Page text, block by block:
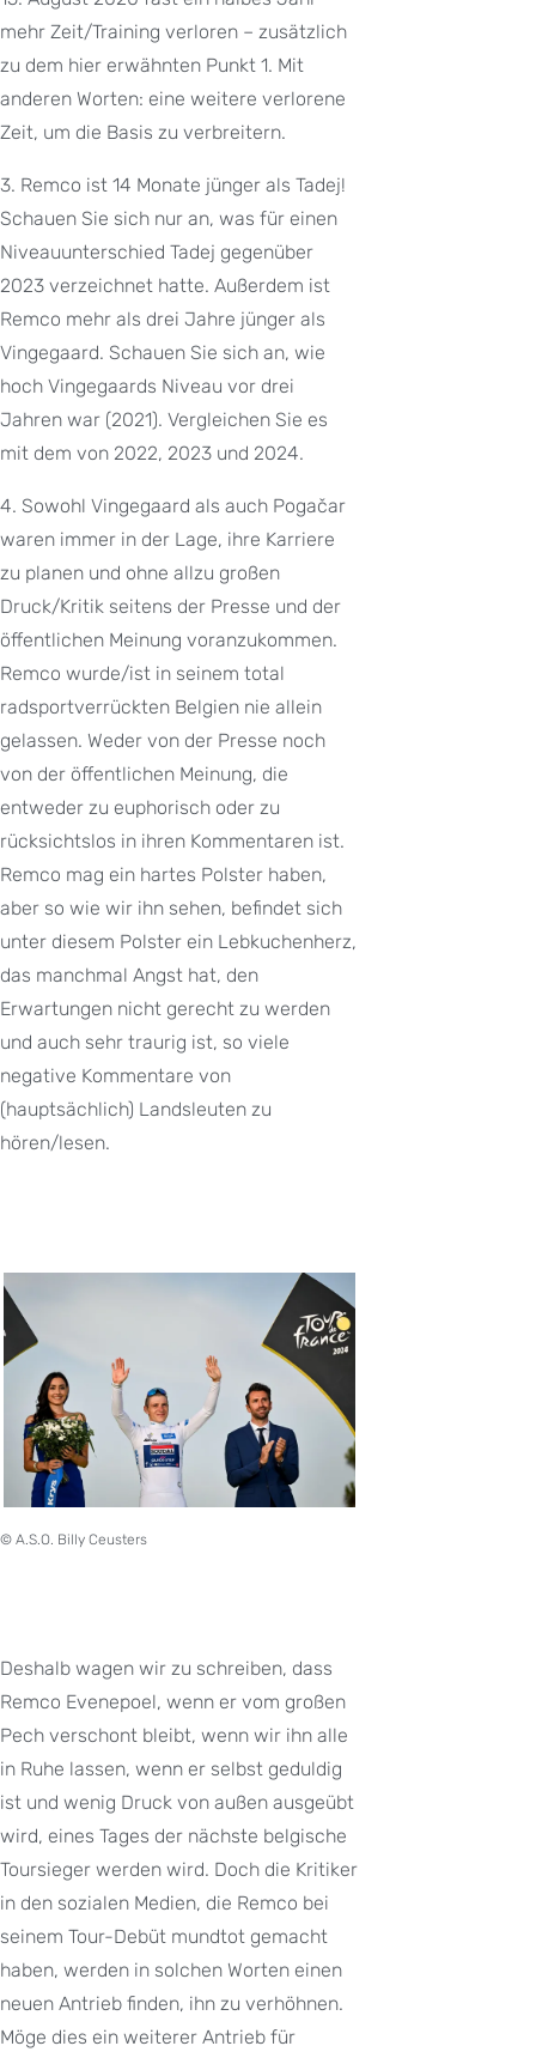
mehr Zeit/Training verloren – zusätzlich
zu dem hier erwähnten Punkt 1. Mit
anderen Worten: eine weitere verlorene
Zeit, um die Basis zu verbreitern.
3. Remco ist 14 Monate jünger als Tadej!
Schauen Sie sich nur an, was für einen
Niveauunterschied Tadej gegenüber
2023 verzeichnet hatte. Außerdem ist
Remco mehr als drei Jahre jünger als
Vingegaard. Schauen Sie sich an, wie
hoch Vingegaards Niveau vor drei
Jahren war (2021). Vergleichen Sie es
mit dem von 2022, 2023 und 2024.
4. Sowohl Vingegaard als auch Pogačar
waren immer in der Lage, ihre Karriere
zu planen und ohne allzu großen
Druck/Kritik seitens der Presse und der
öffentlichen Meinung voranzukommen.
Remco wurde/ist in seinem total
radsportverrückten Belgien nie allein
gelassen. Weder von der Presse noch
von der öffentlichen Meinung, die
entweder zu euphorisch oder zu
rücksichtslos in ihren Kommentaren ist.
Remco mag ein hartes Polster haben,
aber so wie wir ihn sehen, befindet sich
unter diesem Polster ein Lebkuchenherz,
das manchmal Angst hat, den
Erwartungen nicht gerecht zu werden
und auch sehr traurig ist, so viele
negative Kommentare von
(hauptsächlich) Landsleuten zu
hören/lesen.
© A.S.O. Billy Ceusters
Deshalb wagen wir zu schreiben, dass
Remco Evenepoel, wenn er vom großen
Pech verschont bleibt, wenn wir ihn alle
in Ruhe lassen, wenn er selbst geduldig
ist und wenig Druck von außen ausgeübt
wird, eines Tages der nächste belgische
Toursieger werden wird. Doch die Kritiker
in den sozialen Medien, die Remco bei
seinem Tour-Debüt mundtot gemacht
haben, werden in solchen Worten einen
neuen Antrieb finden, ihn zu verhöhnen.
Möge dies ein weiterer Antrieb für